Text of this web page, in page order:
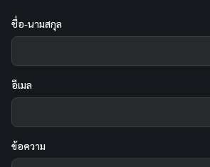
ชื่อ-นามสกุล
อีเมล
ข้อความ